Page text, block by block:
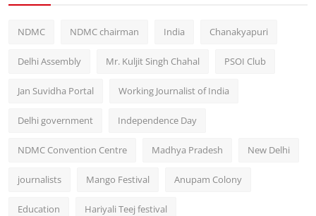
NDMC NDMC chairman India Chanakyapuri
Delhi Assembly Mr. Kuljit Singh Chahal PSOI Club
Jan Suvidha Portal Working Journalist of India
Delhi government Independence Day
NDMC Convention Centre Madhya Pradesh New Delhi
journalists Mango Festival Anupam Colony
Education Hariyali Teej festival